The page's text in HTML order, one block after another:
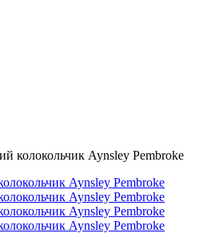
колокольчик Aynsley Pembroke